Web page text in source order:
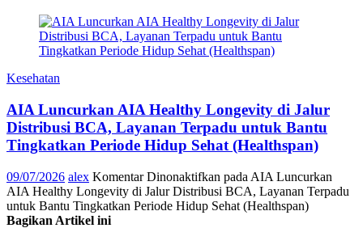
Kesehatan
AIA Luncurkan AIA Healthy Longevity di Jalur
Distribusi BCA, Layanan Terpadu untuk Bantu
Tingkatkan Periode Hidup Sehat (Healthspan)
09/07/2026 alex Komentar Dinonaktifkan pada AIA Luncurkan
AIA Healthy Longevity di Jalur Distribusi BCA, Layanan Terpadu
untuk Bantu Tingkatkan Periode Hidup Sehat (Healthspan)
Bagikan Artikel ini